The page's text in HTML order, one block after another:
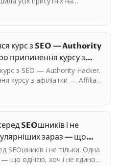
що вони можуть зі
курс з SEO — Authority
припинення курсу з
з SEO — Authority Hacker.
курсу з афіліатки — Affiliate
До цього були…
SEOшників і не
зараз — що
SEOшників і не тільки. Одна
— що однією, хоч і не єдиною